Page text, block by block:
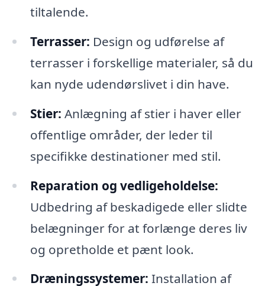
tiltalende.
Terrasser: Design og udførelse af
terrasser i forskellige materialer, så du
kan nyde udendørslivet i din have.
Stier: Anlægning af stier i haver eller
offentlige områder, der leder til
specifikke destinationer med stil.
Reparation og vedligeholdelse:
Udbedring af beskadigede eller slidte
belægninger for at forlænge deres liv
og opretholde et pænt look.
Dræningssystemer: Installation af